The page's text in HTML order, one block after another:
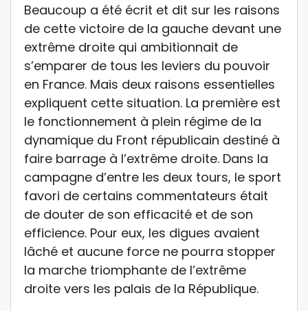
Beaucoup a été écrit et dit sur les raisons
de cette victoire de la gauche devant une
extrême droite qui ambitionnait de
s’emparer de tous les leviers du pouvoir
en France. Mais deux raisons essentielles
expliquent cette situation. La première est
le fonctionnement à plein régime de la
dynamique du Front républicain destiné à
faire barrage à l’extrême droite. Dans la
campagne d’entre les deux tours, le sport
favori de certains commentateurs était
de douter de son efficacité et de son
efficience. Pour eux, les digues avaient
lâché et aucune force ne pourra stopper
la marche triomphante de l’extrême
droite vers les palais de la République.